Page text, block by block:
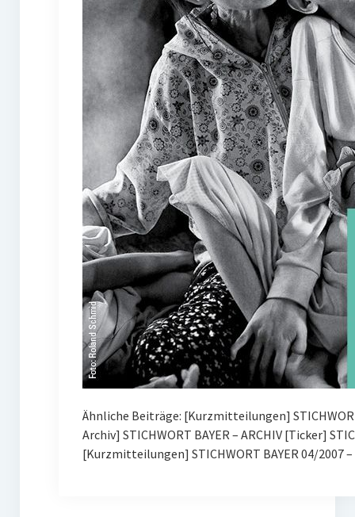
Ähnliche Beiträge: [Kurzmitteilungen]
Archiv] STICHWORT BAYER – ARCHIV [Ticker]
[Kurzmitteilungen] STICHWORT BAYER 04/2007